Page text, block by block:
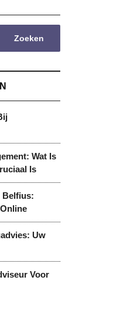
Zoeken
Wat Is
Is
Belfius:
Uw
Voor